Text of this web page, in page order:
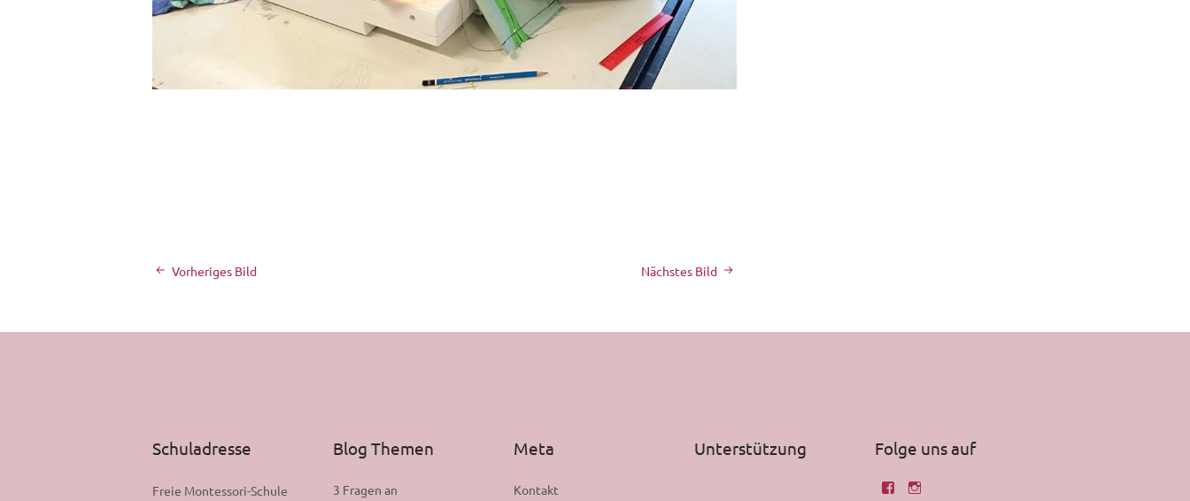
Nächstes Bild
Vorheriges Bild
Schuladresse
Freie Montessori-Schule
Blog Themen
3 Fragen an
Meta
Kontakt
Unterstützung Folge uns auf